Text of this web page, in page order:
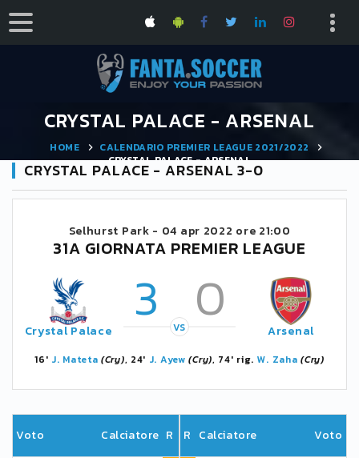
CRYSTAL PALACE - ARSENAL
HOME
CALENDARIO PREMIER LEAGUE 2021/2022
CRYSTAL PALACE - ARSENAL
CRYSTAL PALACE - ARSENAL 3-0
Selhurst Park - 04 apr 2022 ore 21:00
31A GIORNATA PREMIER LEAGUE
Crystal Palace 3 0
VS Arsenal
16' J. Mateta (Cry), 24' J. Ayew (Cry), 74' rig. W. Zaha (Cry)
Voto Calciatore R R Calciatore Voto